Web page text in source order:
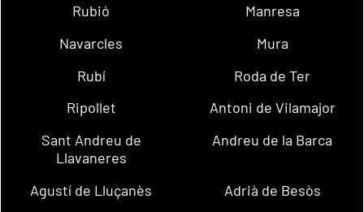
Rubió
Manresa
Navarcles
Mura
Rubí
Roda de Ter
Ripollet
Antoni de Vilamajor
Sant Andreu de
Llavaneres
Andreu de la Barca
Agustí de Lluçanès
Adrià de Besòs